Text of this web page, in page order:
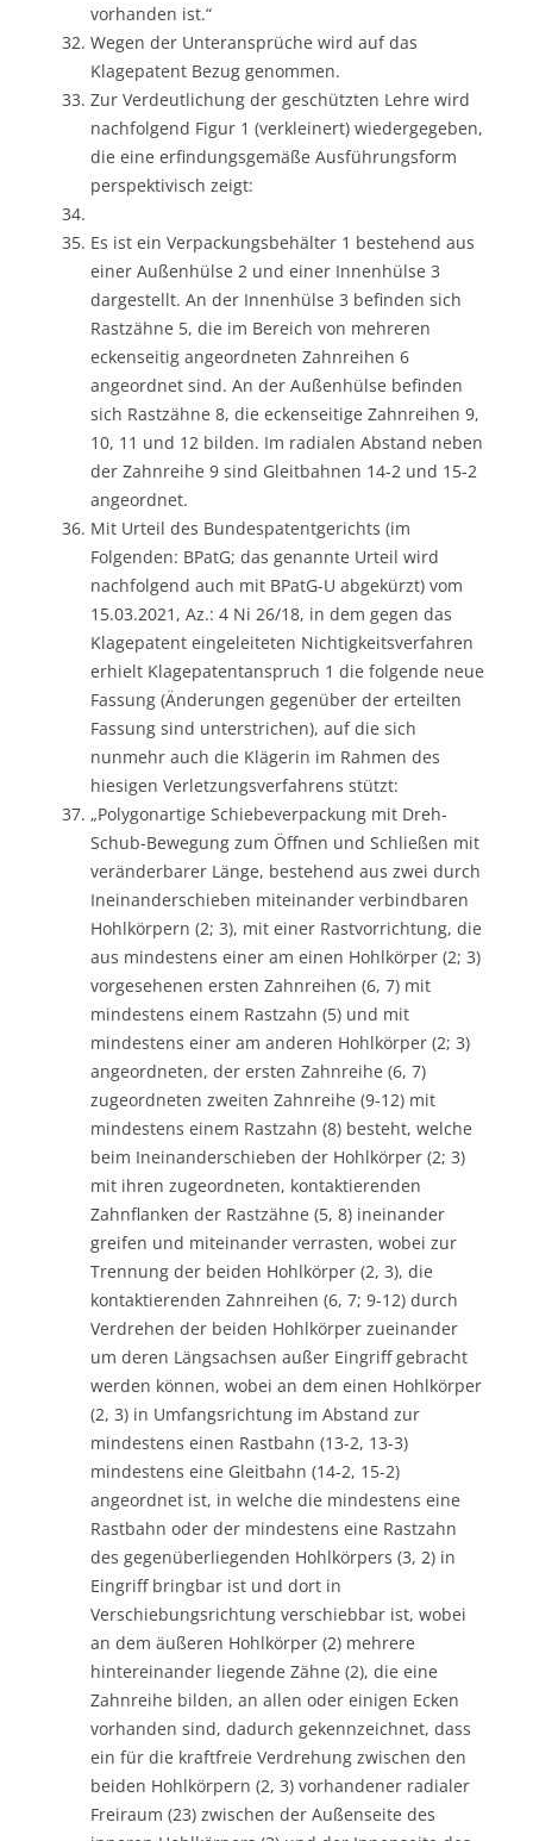
vorhanden ist.“
Wegen der Unteransprüche wird auf das
Klagepatent Bezug genommen.
Zur Verdeutlichung der geschützten Lehre wird
nachfolgend Figur 1 (verkleinert) wiedergegeben,
die eine erfindungsgemäße Ausführungsform
perspektivisch zeigt:
Es ist ein Verpackungsbehälter 1 bestehend aus
einer Außenhülse 2 und einer Innenhülse 3
dargestellt. An der Innenhülse 3 befinden sich
Rastzähne 5, die im Bereich von mehreren
eckenseitig angeordneten Zahnreihen 6
angeordnet sind. An der Außenhülse befinden
sich Rastzähne 8, die eckenseitige Zahnreihen 9,
10, 11 und 12 bilden. Im radialen Abstand neben
der Zahnreihe 9 sind Gleitbahnen 14-2 und 15-2
angeordnet.
Mit Urteil des Bundespatentgerichts (im
Folgenden: BPatG; das genannte Urteil wird
nachfolgend auch mit BPatG-U abgekürzt) vom
15.03.2021, Az.: 4 Ni 26/18, in dem gegen das
Klagepatent eingeleiteten Nichtigkeitsverfahren
erhielt Klagepatentanspruch 1 die folgende neue
Fassung (Änderungen gegenüber der erteilten
Fassung sind unterstrichen), auf die sich
nunmehr auch die Klägerin im Rahmen des
hiesigen Verletzungsverfahrens stützt:
„Polygonartige Schiebeverpackung mit Dreh-
Schub-Bewegung zum Öffnen und Schließen mit
veränderbarer Länge, bestehend aus zwei durch
Ineinanderschieben miteinander verbindbaren
Hohlkörpern (2; 3), mit einer Rastvorrichtung, die
aus mindestens einer am einen Hohlkörper (2; 3)
vorgesehenen ersten Zahnreihen (6, 7) mit
mindestens einem Rastzahn (5) und mit
mindestens einer am anderen Hohlkörper (2; 3)
angeordneten, der ersten Zahnreihe (6, 7)
zugeordneten zweiten Zahnreihe (9-12) mit
mindestens einem Rastzahn (8) besteht, welche
beim Ineinanderschieben der Hohlkörper (2; 3)
mit ihren zugeordneten, kontaktierenden
Zahnflanken der Rastzähne (5, 8) ineinander
greifen und miteinander verrasten, wobei zur
Trennung der beiden Hohlkörper (2, 3), die
kontaktierenden Zahnreihen (6, 7; 9-12) durch
Verdrehen der beiden Hohlkörper zueinander
um deren Längsachsen außer Eingriff gebracht
werden können, wobei an dem einen Hohlkörper
(2, 3) in Umfangsrichtung im Abstand zur
mindestens einen Rastbahn (13-2, 13-3)
mindestens eine Gleitbahn (14-2, 15-2)
angeordnet ist, in welche die mindestens eine
Rastbahn oder der mindestens eine Rastzahn
des gegenüberliegenden Hohlkörpers (3, 2) in
Eingriff bringbar ist und dort in
Verschiebungsrichtung verschiebbar ist, wobei
an dem äußeren Hohlkörper (2) mehrere
hintereinander liegende Zähne (2), die eine
Zahnreihe bilden, an allen oder einigen Ecken
vorhanden sind, dadurch gekennzeichnet, dass
ein für die kraftfreie Verdrehung zwischen den
beiden Hohlkörpern (2, 3) vorhandener radialer
Freiraum (23) zwischen der Außenseite des